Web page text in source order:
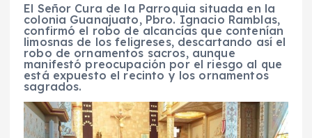
El Señor Cura de la Parroquia situada en la
colonia Guanajuato, Pbro. Ignacio Ramblas,
confirmó el robo de alcancías que contenían
limosnas de los feligreses, descartando así el
robo de ornamentos sacros, aunque
manifestó preocupación por el riesgo al que
está expuesto el recinto y los ornamentos
sagrados.